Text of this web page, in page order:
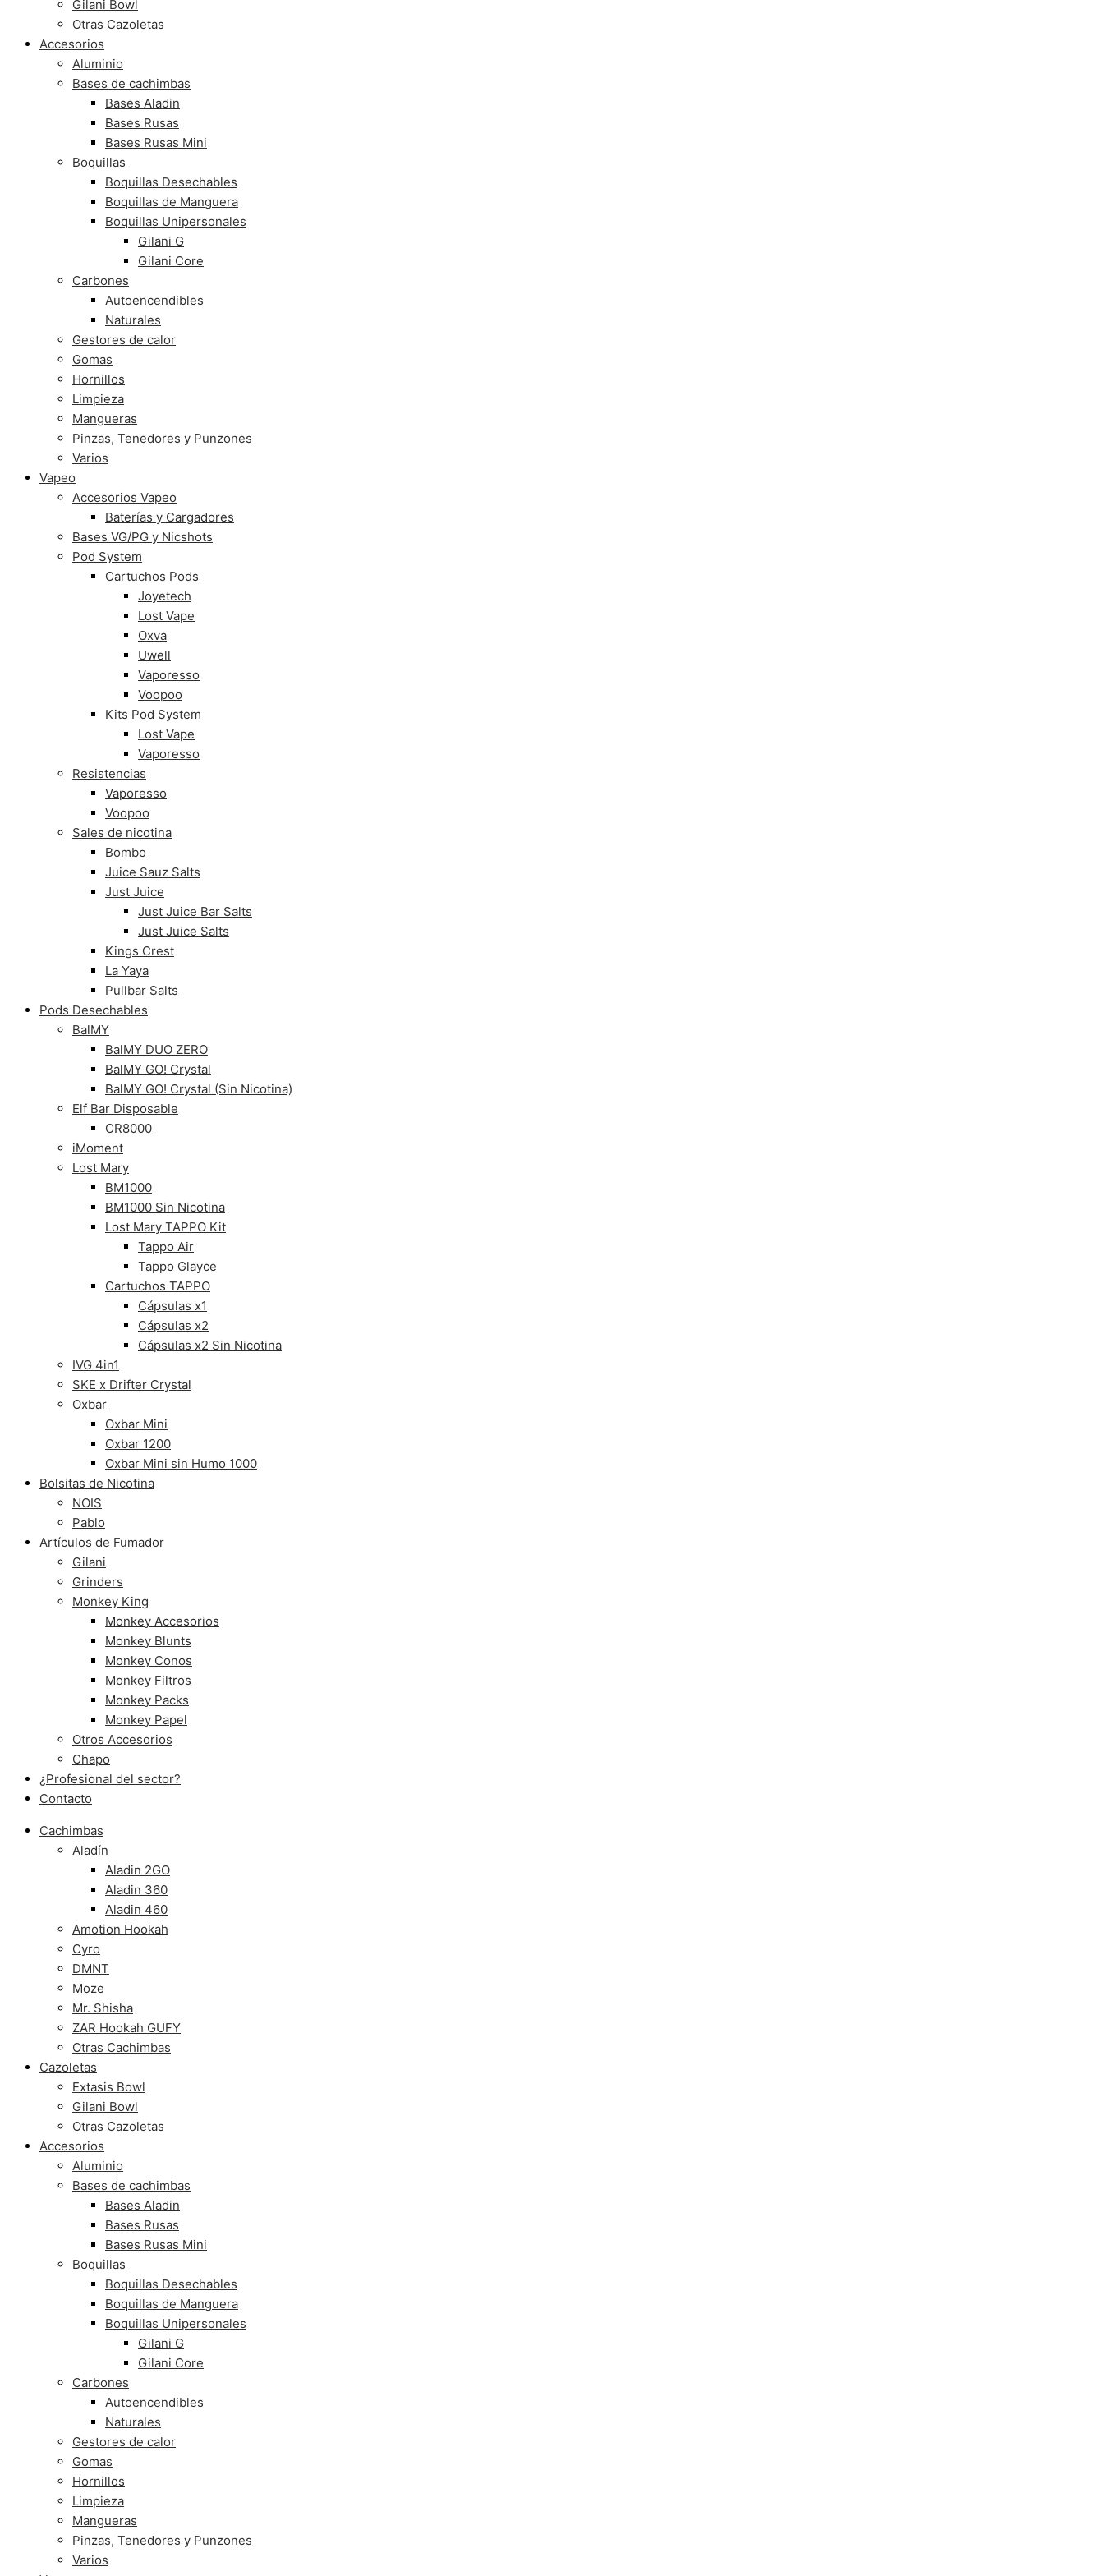
Gilani Bowl
Otras Cazoletas
Accesorios
Aluminio
Bases de cachimbas
Bases Aladin
Bases Rusas
Bases Rusas Mini
Boquillas
Boquillas Desechables
Boquillas de Manguera
Boquillas Unipersonales
Gilani G
Gilani Core
Carbones
Autoencendibles
Naturales
Gestores de calor
Gomas
Hornillos
Limpieza
Mangueras
Pinzas, Tenedores y Punzones
Varios
Vapeo
Accesorios Vapeo
Baterías y Cargadores
Bases VG/PG y Nicshots
Pod System
Cartuchos Pods
Joyetech
Lost Vape
Oxva
Uwell
Vaporesso
Voopoo
Kits Pod System
Lost Vape
Vaporesso
Resistencias
Vaporesso
Voopoo
Sales de nicotina
Bombo
Juice Sauz Salts
Just Juice
Just Juice Bar Salts
Just Juice Salts
Kings Crest
La Yaya
Pullbar Salts
Pods Desechables
BalMY
BalMY DUO ZERO
BalMY GO! Crystal
BalMY GO! Crystal (Sin Nicotina)
Elf Bar Disposable
CR8000
iMoment
Lost Mary
BM1000
BM1000 Sin Nicotina
Lost Mary TAPPO Kit
Tappo Air
Tappo Glayce
Cartuchos TAPPO
Cápsulas x1
Cápsulas x2
Cápsulas x2 Sin Nicotina
IVG 4in1
SKE x Drifter Crystal
Oxbar
Oxbar Mini
Oxbar 1200
Oxbar Mini sin Humo 1000
Bolsitas de Nicotina
NOIS
Pablo
Artículos de Fumador
Gilani
Grinders
Monkey King
Monkey Accesorios
Monkey Blunts
Monkey Conos
Monkey Filtros
Monkey Packs
Monkey Papel
Otros Accesorios
Chapo
¿Profesional del sector?
Contacto
Cachimbas
Aladín
Aladin 2GO
Aladin 360
Aladin 460
Amotion Hookah
Cyro
DMNT
Moze
Mr. Shisha
ZAR Hookah GUFY
Otras Cachimbas
Cazoletas
Extasis Bowl
Gilani Bowl
Otras Cazoletas
Accesorios
Aluminio
Bases de cachimbas
Bases Aladin
Bases Rusas
Bases Rusas Mini
Boquillas
Boquillas Desechables
Boquillas de Manguera
Boquillas Unipersonales
Gilani G
Gilani Core
Carbones
Autoencendibles
Naturales
Gestores de calor
Gomas
Hornillos
Limpieza
Mangueras
Pinzas, Tenedores y Punzones
Varios